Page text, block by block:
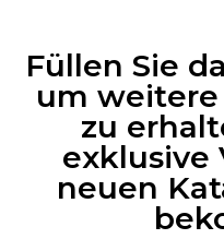
Füllen Sie
um
zu
exklusive
neuen